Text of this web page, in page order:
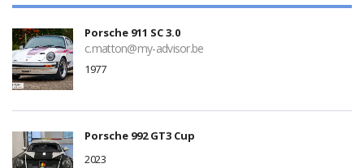
Porsche 911 SC 3.0
c.matton@my-advisor.be
1977
Porsche 992 GT3 Cup
2023